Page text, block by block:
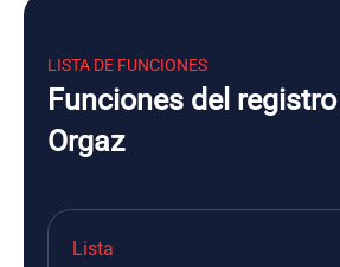
LISTA DE FUNCIONES
Funciones del
Orgaz
Lista